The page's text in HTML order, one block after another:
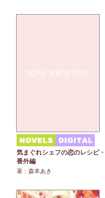
気まぐれシェフの恋のレシピ・
番外編
著：森本あき